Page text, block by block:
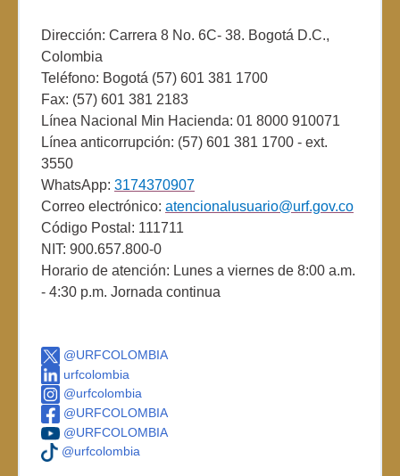
Dirección: Carrera 8 No. 6C- 38. Bogotá D.C.,
Colombia
Teléfono: Bogotá (57) 601 381 1700
Fax: (57) 601 381 2183
Línea Nacional Min Hacienda: 01 8000 910071
Línea anticorrupción: (57) 601 381 1700 - ext.
3550
WhatsApp: 3174370907
Correo electrónico: atencionalusuario@urf.gov.co
Código Postal: 111711
NIT: 900.657.800-0
Horario de atención: Lunes a viernes de 8:00 a.m.
- 4:30 p.m. Jornada continua
@URFCOLOMBIA
urfcolombia
@urfcolombia
@URFCOLOMBIA
@URFCOLOMBIA
@urfcolombia